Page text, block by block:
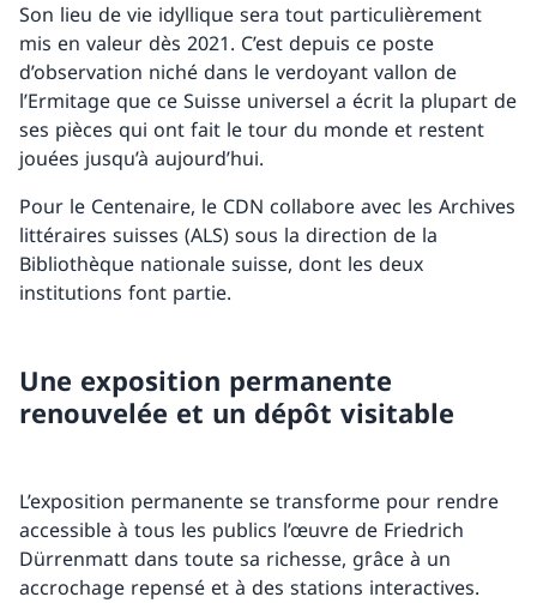
Son lieu de vie idyllique sera tout particulièrement
mis en valeur dès 2021. C’est depuis ce poste
d’observation niché dans le verdoyant vallon de
l’Ermitage que ce Suisse universel a écrit la plupart de
ses pièces qui ont fait le tour du monde et restent
jouées jusqu’à aujourd’hui.
Pour le Centenaire, le CDN collabore avec les Archives
littéraires suisses (ALS) sous la direction de la
Bibliothèque nationale suisse, dont les deux
institutions font partie.
Une exposition permanente
renouvelée et un dépôt visitable
L’exposition permanente se transforme pour rendre
accessible à tous les publics l’œuvre de Friedrich
Dürrenmatt dans toute sa richesse, grâce à un
accrochage repensé et à des stations interactives.